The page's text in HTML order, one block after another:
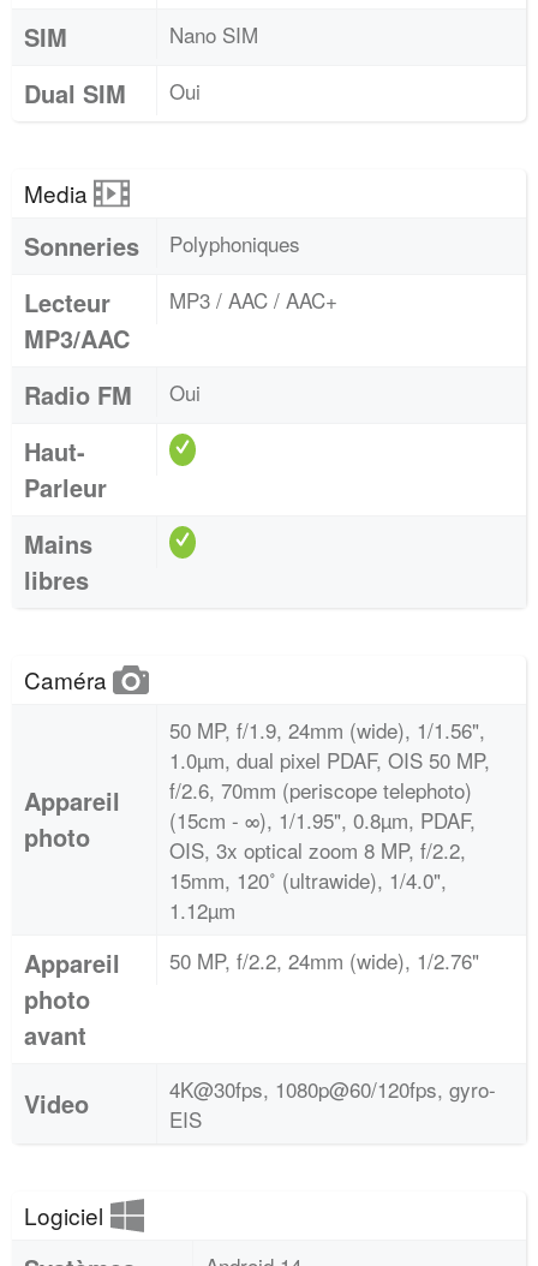
SIM Nano SIM
Dual SIM Oui
Media
Sonneries Polyphoniques
Lecteur
MP3/AAC
MP3 / AAC / AAC+
Radio FM Oui
Haut-
Parleur
Mains
libres
Caméra
Appareil
photo
50 MP, f/1.9, 24mm (wide), 1/1.56",
1.0µm, dual pixel PDAF, OIS 50 MP,
f/2.6, 70mm (periscope telephoto)
(15cm - ∞), 1/1.95", 0.8µm, PDAF,
OIS, 3x optical zoom 8 MP, f/2.2,
15mm, 120˚ (ultrawide), 1/4.0",
1.12µm
Appareil
photo
avant
50 MP, f/2.2, 24mm (wide), 1/2.76"
Video
4K@30fps, 1080p@60/120fps, gyro-
EIS
Logiciel